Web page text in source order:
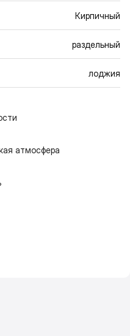
Кирпичный
раздельный
лоджия
атмосфера